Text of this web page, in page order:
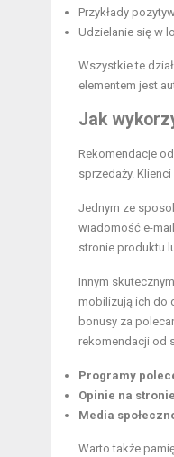
Przykłady
Udzielanie się w
Wszystkie te
elementem jest
Jak
Rekomendacje
sprzedaży.
Jednym ze
wiadomość e-
stronie produktu
Innym
mobilizują ich do
bonusy za
rekomendacji od
Programy
Opinie na
Media
Warto także